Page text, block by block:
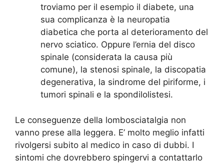
troviamo per il esempio il diabete, una
sua complicanza è la neuropatia
diabetica che porta al deterioramento del
nervo sciatico. Oppure l’ernia del disco
spinale (considerata la causa più
comune), la stenosi spinale, la discopatia
degenerativa, la sindrome del piriforme, i
tumori spinali e la spondilolistesi.
Le conseguenze della lombosciatalgia non
vanno prese alla leggera. E’ molto meglio infatti
rivolgersi subito al medico in caso di dubbi. I
sintomi che dovrebbero spingervi a contattarlo